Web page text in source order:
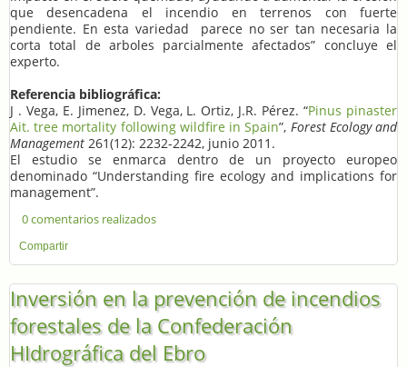
que desencadena el incendio en terrenos con fuerte
pendiente. En esta variedad parece no ser tan necesaria la
corta total de arboles parcialmente afectados” concluye el
experto.
Referencia bibliográfica:
J . Vega, E. Jimenez, D. Vega, L. Ortiz, J.R. Pérez. “Pinus pinaster
Ait. tree mortality following wildfire in Spain”, Forest Ecology and
Management 261(12): 2232-2242, junio 2011.
El estudio se enmarca dentro de un proyecto europeo
denominado “Understanding fire ecology and implications for
management”.
0 comentarios realizados
Compartir
Inversión en la prevención de incendios
forestales de la Confederación
HIdrográfica del Ebro